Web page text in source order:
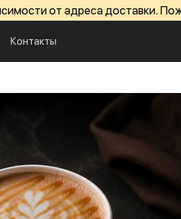
от адреса доставки.
Контакты